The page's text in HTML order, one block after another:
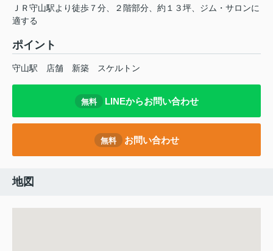
ＪＲ守山駅より徒歩７分、２階部分、約１３坪、ジム・サロンに
適する
ポイント
守山駅 店舗 新築 スケルトン
無料 LINEからお問い合わせ
無料 お問い合わせ
地図